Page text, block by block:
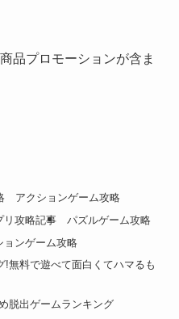
品プロモーションが含ま
アクションゲーム攻略
リ攻略記事
パズルゲーム攻略
ョンゲーム攻略
!無料で遊べて面白くてハマるも
脱出ゲームランキング